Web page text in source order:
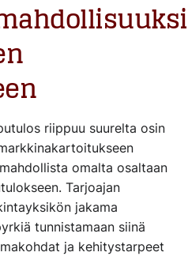
riippuu suurelta osin
omalta osaltaan
Tarjoajan
jakama
tunnistamaan siinä
ja kehitystarpeet